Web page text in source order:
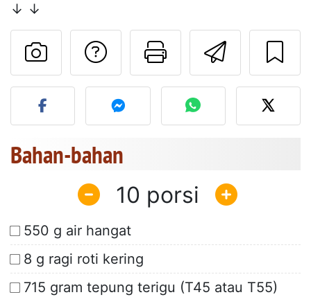
↓ ↓
Kirim
Cetak
Mengajukan
Unggah foto Anda dari
Bahan-bahan
10
550 g air hangat
8 g ragi roti kering
715 gram tepung terigu (T45 atau T55)